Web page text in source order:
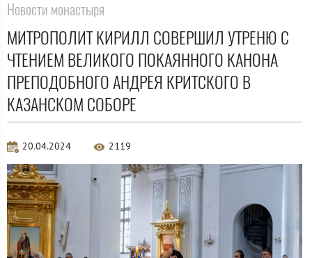
Новости монастыря
МИТРОПОЛИТ КИРИЛЛ СОВЕРШИЛ УТРЕНЮ С
ЧТЕНИЕМ ВЕЛИКОГО ПОКАЯННОГО КАНОНА
ПРЕПОДОБНОГО АНДРЕЯ КРИТСКОГО В
КАЗАНСКОМ СОБОРЕ
20.04.2024 2119